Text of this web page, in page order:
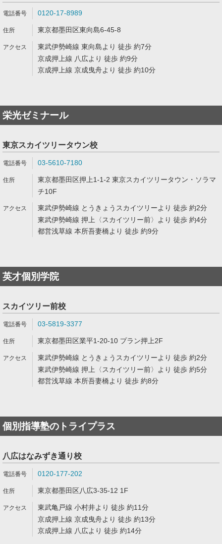
0120-17-8989
東京都墨田区東向島6-45-8
東武伊勢崎線 東向島より 徒歩 約7分
京成押上線 八広より 徒歩 約9分
京成押上線 京成曳舟より 徒歩 約10分
栄光ゼミナール
東京スカイツリータウン校
03-5610-7180
東京都墨田区押上1-1-2 東京スカイツリータウン・ソラマ
チ10F
東武伊勢崎線 とうきょうスカイツリーより 徒歩 約2分
東武伊勢崎線 押上〈スカイツリー前〉より 徒歩 約4分
都営浅草線 本所吾妻橋より 徒歩 約9分
英才個別学院
スカイツリー前校
03-5819-3377
東京都墨田区業平1-20-10 プラン押上2F
東武伊勢崎線 とうきょうスカイツリーより 徒歩 約2分
東武伊勢崎線 押上〈スカイツリー前〉より 徒歩 約5分
都営浅草線 本所吾妻橋より 徒歩 約8分
個別指導塾のトライプラス
八広はなみずき通り校
0120-177-202
東京都墨田区八広3-35-12 1F
東武亀戸線 小村井より 徒歩 約11分
京成押上線 京成曳舟より 徒歩 約13分
京成押上線 八広より 徒歩 約14分